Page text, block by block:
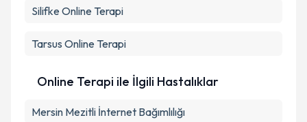
Silifke Online Terapi
Tarsus Online Terapi
Online Terapi ile İlgili Hastalıklar
Mersin Mezitli İnternet Bağımlılığı